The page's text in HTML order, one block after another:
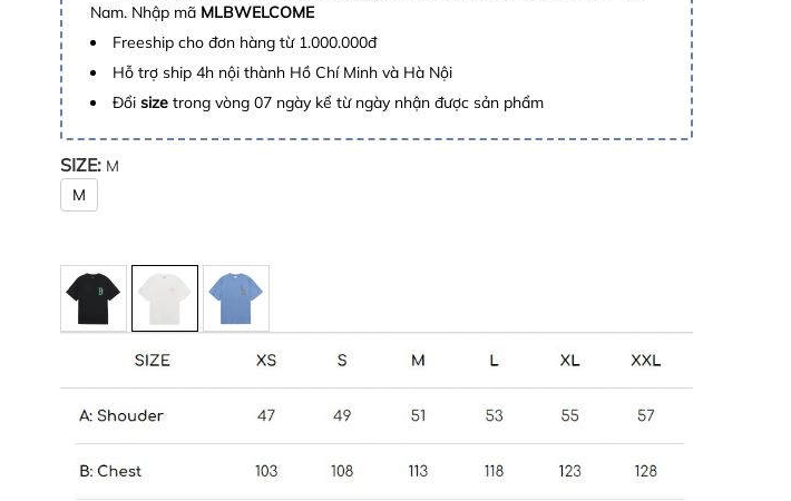
Nam. Nhập mã MLBWELCOME
Freeship cho đơn hàng từ 1.000.000đ
Hỗ trợ ship 4h nội thành Hồ Chí Minh và Hà Nội
Đổi size trong vòng 07 ngày kể từ ngày nhận được sản phẩm
SIZE: M
M